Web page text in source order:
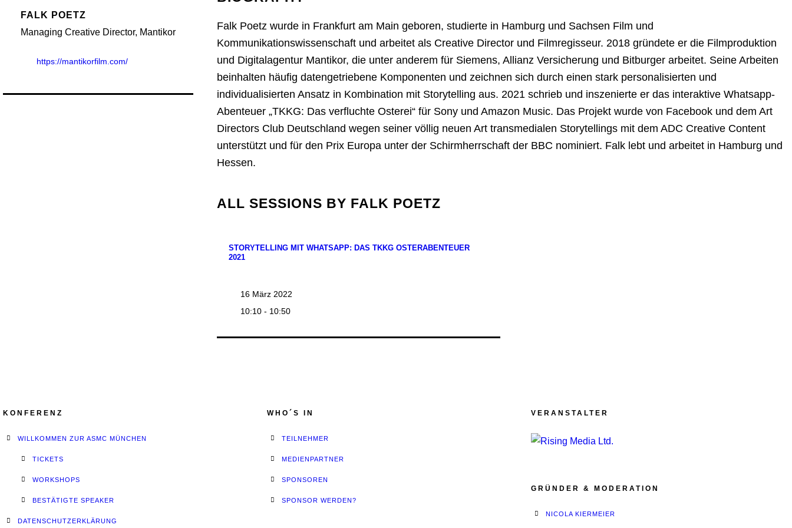
FALK POETZ
Managing Creative Director, Mantikor
https://mantikorfilm.com/
Falk Poetz wurde in Frankfurt am Main geboren, studierte in Hamburg und Sachsen Film und
Kommunikationswissenschaft und arbeitet als Creative Director und Filmregisseur. 2018 gründete er die Filmproduktion
und Digitalagentur Mantikor, die unter anderem für Siemens, Allianz Versicherung und Bitburger arbeitet. Seine Arbeiten
beinhalten häufig datengetriebene Komponenten und zeichnen sich durch einen stark personalisierten und
individualisierten Ansatz in Kombination mit Storytelling aus. 2021 schrieb und inszenierte er das interaktive Whatsapp-
Abenteuer „TKKG: Das verfluchte Osterei“ für Sony und Amazon Music. Das Projekt wurde von Facebook und dem Art
Directors Club Deutschland wegen seiner völlig neuen Art transmedialen Storytellings mit dem ADC Creative Content
unterstützt und für den Prix Europa unter der Schirmherrschaft der BBC nominiert. Falk lebt und arbeitet in Hamburg und
Hessen.
ALL SESSIONS BY FALK POETZ
STORYTELLING MIT WHATSAPP: DAS TKKG OSTERABENTEUER
2021
16 März 2022
10:10 - 10:50
KONFERENZ
WILLKOMMEN ZUR ASMC MÜNCHEN
TICKETS
WORKSHOPS
BESTÄTIGTE SPEAKER
DATENSCHUTZERKLÄRUNG
WHO´S IN
TEILNEHMER
MEDIENPARTNER
SPONSOREN
SPONSOR WERDEN?
VERANSTALTER
GRÜNDER & MODERATION
NICOLA KIERMEIER